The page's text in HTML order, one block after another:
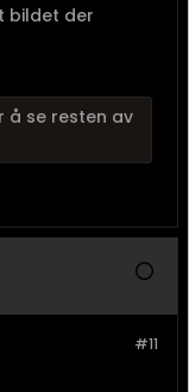
bildet der
å se resten av
#11